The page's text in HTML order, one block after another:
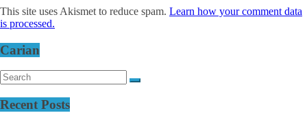
This site uses Akismet to reduce spam. Learn how your comment data
is processed.
Carian
Recent Posts